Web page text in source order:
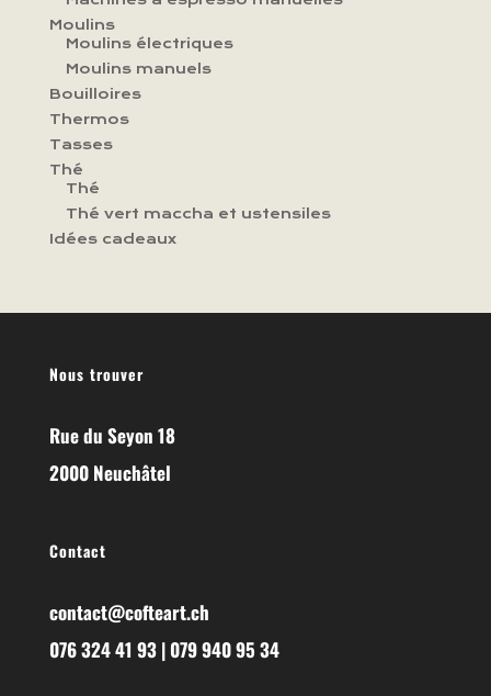
Moulins
Moulins électriques
Moulins manuels
Bouilloires
Thermos
Tasses
Thé
Thé
Thé vert maccha et ustensiles
Idées cadeaux
Nous trouver
Rue du Seyon 18
2000 Neuchâtel
Contact
contact@cofteart.ch
076 324 41 93 | 079 940 95 34